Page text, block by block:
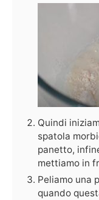
Quindi
spatola
panetto,
mettiamo in
Peliamo una
quando